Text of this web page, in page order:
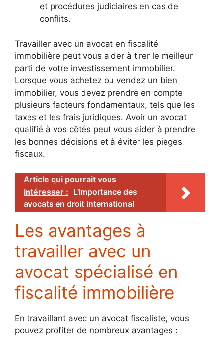
et procédures judiciaires en cas de
conflits.
Travailler avec un avocat en fiscalité
immobilière peut vous aider à tirer le meilleur
parti de votre investissement immobilier.
Lorsque vous achetez ou vendez un bien
immobilier, vous devez prendre en compte
plusieurs facteurs fondamentaux, tels que les
taxes et les frais juridiques. Avoir un avocat
qualifié à vos côtés peut vous aider à prendre
les bonnes décisions et à éviter les pièges
fiscaux.
Article qui pourrait vous
intéresser : L'importance des
avocats en droit international
Les avantages à
travailler avec un
avocat spécialisé en
fiscalité immobilière
En travaillant avec un avocat fiscaliste, vous
pouvez profiter de nombreux avantages :